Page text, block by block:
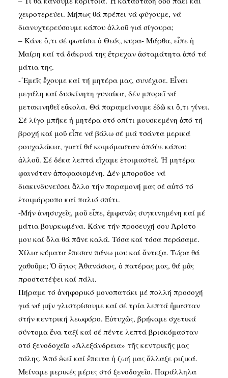
χειροτερεύει. Μήπως θά πρέπει νά φύγουμε, νά
διανυχτερεύσουμε κάπου ἀλλοῦ γιά σίγουρα;
– Κάνε ὅ,τι σέ φωτίσει ὁ Θεός, κυρα- Μάρθα, εἶπε ἡ
Μαίρη καί τά δάκρυά της ἔτρεχαν ἀσταμάτητα ἀπό τά
μάτια της.
-᾽Εμεῖς ἔχουμε καί τή μητέρα μας, συνέχισε. Εἶναι
μεγάλη καί δυσκίνητη γυναίκα, δέν μπορεῖ νά
μετακινηθεῖ εὔκολα. Θά παραμείνουμε ἐδῶ κι ὅ,τι γίνει.
Σέ λίγο μπῆκε ἡ μητέρα στό σπίτι μουσκεμένη ἀπό τή
βροχή καί μοῦ εἶπε νά βάλω σέ μιά τσάντα μερικά
ρουχαλάκια, γιατί θά κοιμόμασταν ἀπόψε κάπου
ἀλλοῦ. Σέ δέκα λεπτά εἴχαμε ἑτοιμαστεῖ. Ἡ μητέρα
φαινόταν ἀποφασισμένη. Δέν μποροῦσε νά
διακινδυνεύσει ἄλλο τήν παραμονή μας σέ αὐτό τό
ἑτοιμόρροπο καί παλιό σπίτι.
-Μήν ἀνησυχεῖς, μοῦ εἶπε, ἐμφανῶς συγκινημένη καί μέ
μάτια βουρκωμένα. Κάνε τήν προσευχή σου Ἀρίστο
μου καί ὅλα θά πᾶνε καλά. Τόσα καί τόσα περάσαμε.
Χίλια κύματα ἔπεσαν πάνω μου καί ἄντεξα. Τώρα θά
χαθοῦμε; Ὁ ἅγιος Ἀθανάσιος, ὁ πατέρας μας, θά μᾶς
προστατέψει καί πάλι.
Πήραμε τό ἀνηφορικό μονοπατάκι μέ πολλή προσοχή
γιά νά μήν γλιστρίσουμε καί σέ τρία λεπτά ἤμασταν
στήν κεντρική λεωφόρο. Εὐτυχῶς, βρήκαμε σχετικά
σύντομα ἕνα ταξί καί σέ πέντε λεπτά βρισκόμασταν
στό ξενοδοχεῖο «Ἀλεξάνδρεια» τῆς κεντρικῆς μας
πόλης. Ἀπό ἐκεῖ καί ἔπειτα ἡ ζωή μας ἄλλαξε ριζικά.
Μείναμε μερικές μέρες στό ξενοδοχεῖο. Παράλληλα